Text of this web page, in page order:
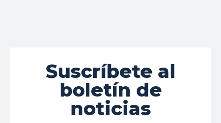
Suscríbete al
boletín de
noticias